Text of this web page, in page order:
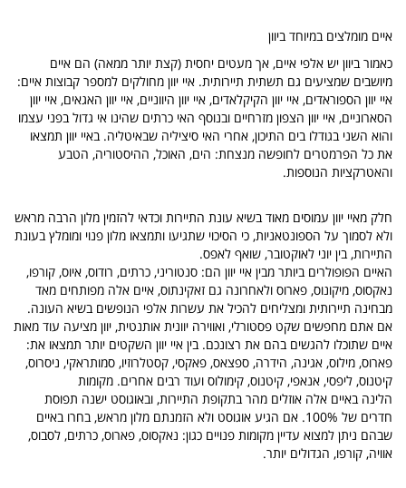
איים מומלצים במיוחד ביוון
כאמור ביוון יש אלפי איים, אך מעטים יחסית (קצת יותר ממאה) הם איים
מיושבים שמציעים גם תשתית תיירותית. איי יוון מחולקים למספר קבוצות איים:
איי יוון הספוראדים, איי יוון הקיקלאדים, איי יוון היווניים, איי יוון האגאים, איי יוון
הסארוניים, איי יוון הצפון מזרחיים ובנוסף האי כרתים שהינו אי גדול בפני עצמו
והוא השני בגודלו בים התיכון, אחרי האי סיציליה שבאיטליה. באיי יוון תמצאו
את כל הפרמטרים לחופשה מנצחת: הים, האוכל, ההיסטוריה, הטבע
והאטרקציות הנוספות.
חלק מאיי יוון עמוסים מאוד בשיא עונת התיירות וכדאי להזמין מלון הרבה מראש
ולא לסמוך על הספונטאניות, כי הסיכוי שתגיעו ותמצאו מלון פנוי ומומלץ בעונת
התיירות, בין יוני לאוקטובר, שואף לאפס.
האיים הפופולרים ביותר מבין איי יוון הם: סנטוריני, כרתים, רודוס, איוס, קורפו,
נאקסוס, מיקונוס, פארוס ולאחרונה גם זאקינתוס, איים אלה מפותחים מאד
מבחינה תיירותית ומצליחים להכיל את עשרות אלפי הנופשים בשיא העונה.
אם אתם מחפשים שקט פסטורלי, ואווירה יוונית אותנטית, יוון מציעה עוד מאות
איים שתוכלו להגשים בהם את רצונכם. בין איי יוון השקטים יותר תמצאו את:
פארוס, מילוס, אגינה, הידרה, ספצאס, פאקסי, קסטלרוזיו, סמותראקי, ניסרוס,
קיטנוס, ליפסי, אנאפי, קיטנוס, קימולוס ועוד רבים אחרים. מקומות
הלינה באיים אלה אוזלים מהר בתקופת התיירות, ובאוגוסט ישנה תפוסת
חדרים של 100%. אם הגיע אוגוסט ולא הזמנתם מלון מראש, בחרו באיים
שבהם ניתן למצוא עדיין מקומות פנויים כגון: נאקסוס, פארוס, כרתים, לסבוס,
אוויה, קורפו, הגדולים יותר.